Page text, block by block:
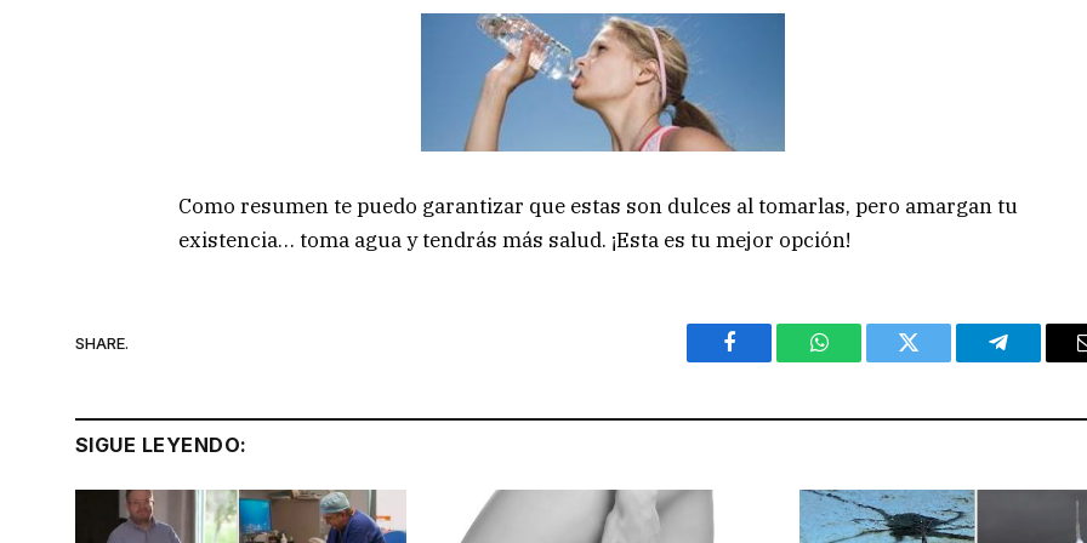
Como resumen te puedo garantizar que estas son dulces al tomarlas, pero amargan tu
existencia… toma agua y tendrás más salud. ¡Esta es tu mejor opción!
SHARE.
Facebook WhatsAppTwitter Telegram
SIGUE LEYENDO: